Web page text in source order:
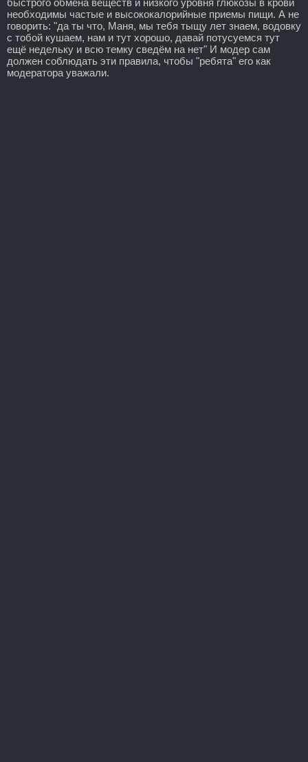
необходимы частые и высококалорийные приемы пищи. А не
говорить: "да ты что, Маня, мы тебя тыщу лет знаем, водовку
с тобой кушаем, нам и тут хорошо, давай потусуемся тут
ещё недельку и всю темку сведём на нет" И модер сам
должен соблюдать эти правила, чтобы "ребята" его как
модератора уважали.